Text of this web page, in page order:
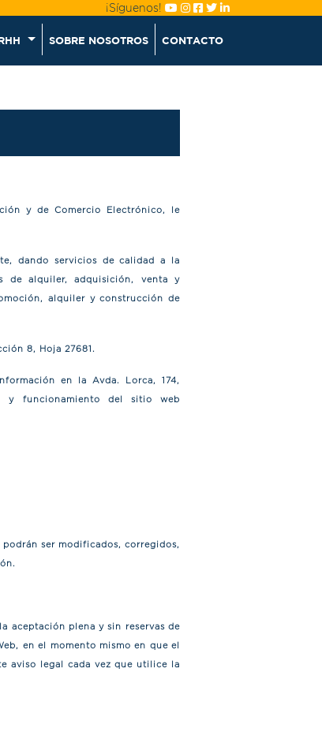
¡Síguenos!
SOBRE NOSOTROS CONTACTO
y de Comercio Electrónico, le
dando servicios de calidad a la
de alquiler, adquisición, venta y
alquiler y construcción de
8, Hoja 27681.
en la Avda. Lorca, 174,
y funcionamiento del sitio web
ser modificados, corregidos,
aceptación plena y sin reservas de
en el momento mismo en que el
aviso legal cada vez que utilice la